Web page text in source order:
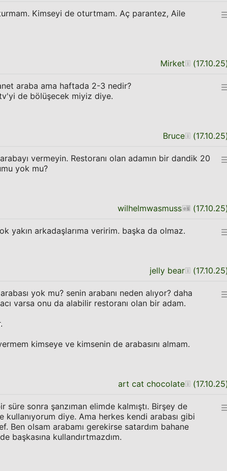
Kimseyi de oturtmam. Aç parantez, Aile
Mirket (17.10.25
araba ama haftada 2-3 nedir?
de bölüşecek miyiz diye.
Bruce (17.10.25
vermeyin. Restoranı olan adamın bir dandik 20
yok mu?
wilhelmwasmuss (17.10.25
yakın arkadaşlarıma veririm. başka da olmaz.
jelly bear (17.10.25
yok mu? senin arabanı neden alıyor? daha
varsa onu da alabilir restoranı olan bir adam.
kimseye ve kimsenin de arabasını almam.
art cat chocolate (17.10.25
süre sonra şanzıman elimde kalmıştı. Birşey de
diye. Ama herkes kendi arabası gibi
Ben olsam arabamı gerekirse satardım bahane
başkasına kullandırtmazdım.